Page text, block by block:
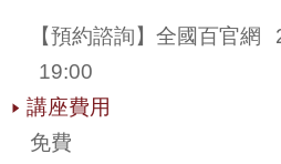
【預約諮詢】全國百官網
19:00
講座費用
免費